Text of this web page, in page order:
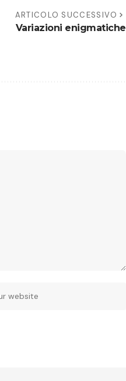
ARTICOLO SUCCESSIVO
Variazioni enigmatiche